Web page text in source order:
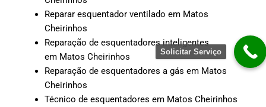
Reparar esquentador ventilado em Matos
Cheirinhos
Reparação de esquentadores inteligentes
em Matos Cheirinhos
Reparação de esquentadores a gás em Matos
Cheirinhos
Técnico de esquentadores em Matos Cheirinhos
Solicitar Serviço